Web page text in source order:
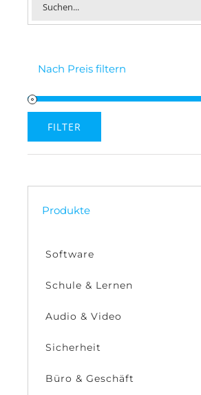
Nach Preis filtern
Preis
Preis
FILTER
Produkte
Software
Schule & Lernen
Audio & Video
Sicherheit
Büro & Geschäft